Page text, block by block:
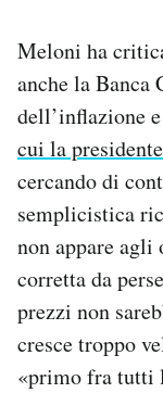
Meloni ha
anche la Banca
dell’inflazione
cui la
cercando di
semplicistica
non appare
corretta da
prezzi non
cresce troppo
«primo fra tutti